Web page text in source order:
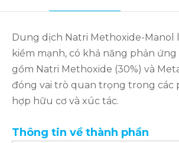
Dung dịch Natri Methoxide-Manol
kiềm mạnh, có khả năng phản ứng
gồm Natri Methoxide (30%) và
đóng vai trò quan trọng trong các
hợp hữu cơ và xúc tác.
Thông tin về thành phần